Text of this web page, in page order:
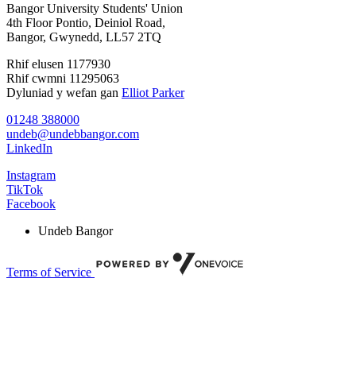
Bangor University Students' Union
4th Floor Pontio, Deiniol Road,
Bangor, Gwynedd, LL57 2TQ
Rhif elusen 1177930
Rhif cwmni 11295063
Dyluniad y wefan gan Elliot Parker
01248 388000
undeb@undebbangor.com
LinkedIn
Instagram
TikTok
Facebook
Undeb Bangor
Terms of Service